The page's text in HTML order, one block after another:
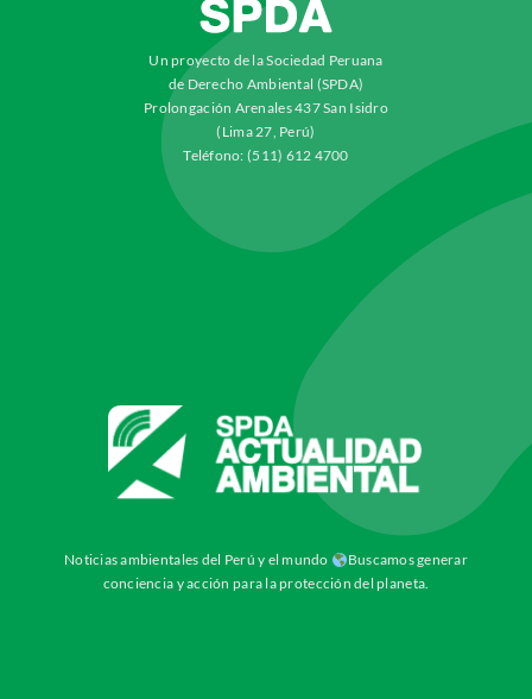
Un proyecto de la Sociedad Peruana
de Derecho Ambiental (SPDA)
Prolongación Arenales 437 San Isidro
(Lima 27, Perú)
Teléfono: (511) 612 4700
Noticias ambientales del Perú y el mundo
Buscamos generar
conciencia y acción para la protección del planeta.